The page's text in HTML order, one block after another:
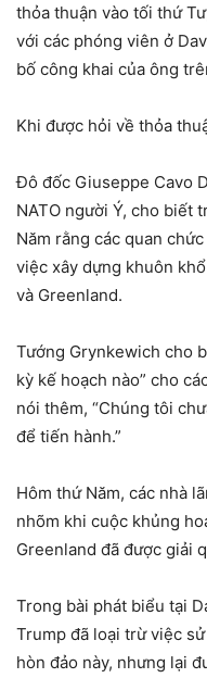
thỏa thuận vào tối thứ
với các phóng viên ở
bố công khai của ông
Khi được hỏi về thỏa
Đô đốc Giuseppe Cavo
NATO người Ý, cho biết
Năm rằng các quan
việc xây dựng khuôn
và Greenland.
Tướng Grynkewich cho
kỳ kế hoạch nào” cho
nói thêm, “Chúng tôi
để tiến hành.”
Hôm thứ Năm, các nhà
nhõm khi cuộc khủng
Greenland đã được giải
Trong bài phát biểu tại
Trump đã loại trừ việc
hòn đảo này, nhưng lại